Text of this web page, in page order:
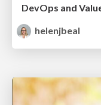
helenjbeal